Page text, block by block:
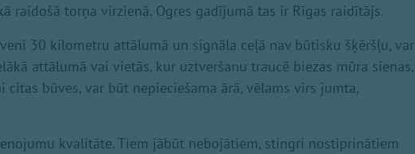
raidošā torņa virzienā. Ogres gadījumā tas ir Rīgas raidītājs.
30 kilometru attālumā un signāla ceļā nav būtisku šķēršļu, var
attālumā vai vietās, kur uztveršanu traucē biezas mūra sienas,
būves, var būt nepieciešama ārā, vēlams virs jumta,
kvalitāte. Tiem jābūt nebojātiem, stingri nostiprinātiem